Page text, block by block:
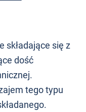
składające się z
dość
tego typu